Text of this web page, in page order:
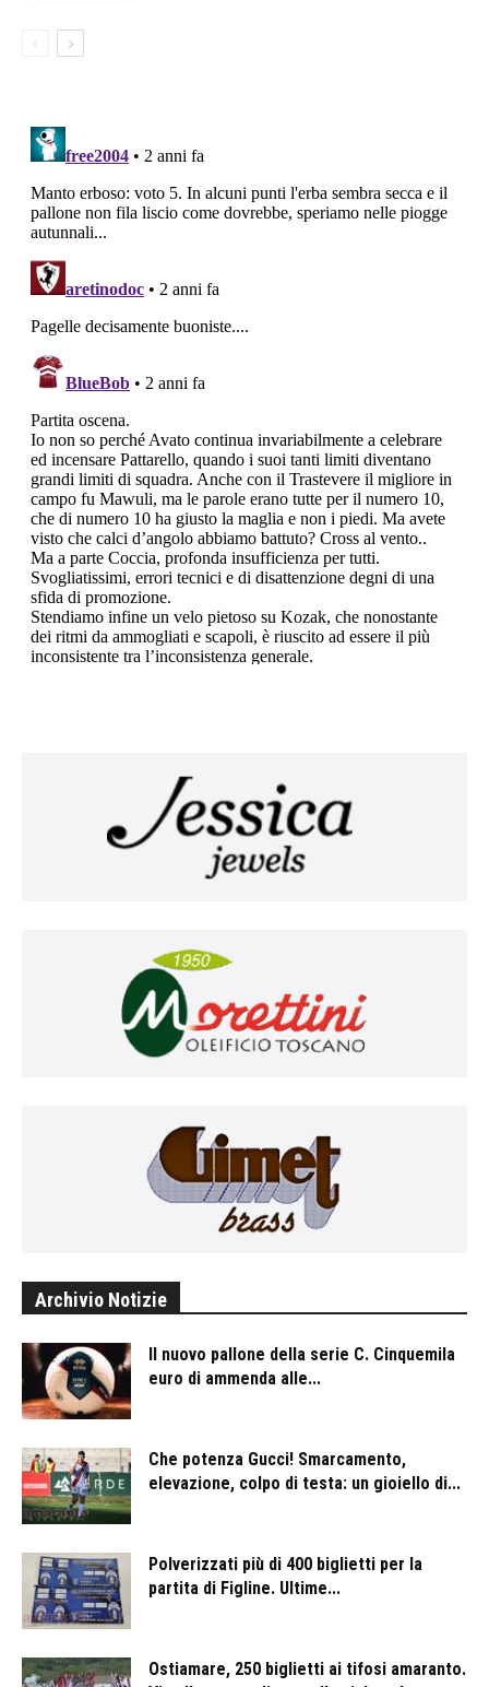
Archivio Notizie
Il nuovo pallone della serie C. Cinquemila
euro di ammenda alle...
Che potenza Gucci! Smarcamento,
elevazione, colpo di testa: un gioiello di...
Polverizzati più di 400 biglietti per la
partita di Figline. Ultime...
Ostiamare, 250 biglietti ai tifosi amaranto.